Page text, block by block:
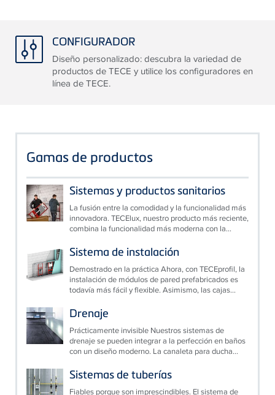
CONFIGURADOR
Diseño personalizado: descubra la variedad de
productos de TECE y utilice los configuradores en
línea de TECE.
Gamas de productos
Sistemas y productos sanitarios
La fusión entre la comodidad y la funcionalidad más
innovadora. TECElux, nuestro producto más reciente,
combina la funcionalidad más moderna con la...
Sistema de instalación
Demostrado en la práctica Ahora, con TECEprofil, la
instalación de módulos de pared prefabricados es
todavía más fácil y flexible. Asimismo, las cajas...
Drenaje
Prácticamente invisible Nuestros sistemas de
drenaje se pueden integrar a la perfección en baños
con un diseño moderno. La canaleta para ducha...
Sistemas de tuberías
Fiables porque son imprescindibles. El sistema de